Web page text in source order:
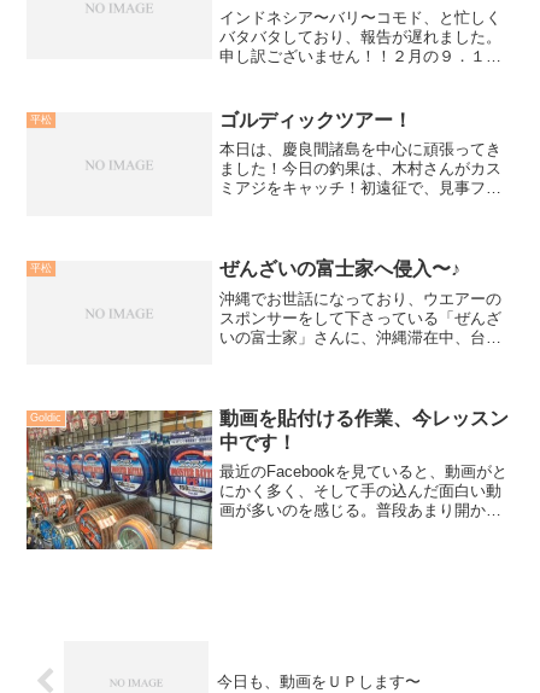
インドネシア〜バリ〜コモド、と忙しく
バタバタしており、報告が遅れました。
申し訳ございません！！２月の９．１０
をしてきました。９日の１０時より、ま
ず「釣りビジョン」さんブ...
平松 ゴルディックツアー！
本日は、慶良間諸島を中心に頑張ってき
ました！今日の釣果は、木村さんがカス
ミアジをキャッチ！初遠征で、見事フッ
も、少しだけ投げてGTをキ...
平松 ぜんざいの富士家へ侵入〜♪
沖縄でお世話になっており、ウエアーの
スポンサーをして下さっている「ぜんざ
いの富士家」さんに、沖縄滞在中、台風
学。小学生や中学の頃なんか...
Goldic
動画を貼付ける作業、今レッスン
中です！
最近のFacebookを見ていると、動画がと
にかく多く、そして手の込んだ面白い動
画が多いのを感じる。普段あまり開かな
今日も、動画をＵＰします〜